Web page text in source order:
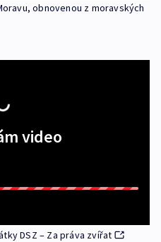
obnovenou z moravských
video
DSZ – Za práva zvířat